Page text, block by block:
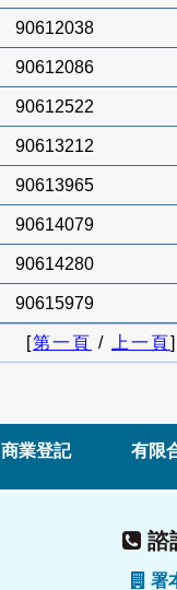
90612038
90612086
90612522
90613212
90613965
90614079
90614280
90615979
[第一頁 / 上一頁]
商業登記 有限
諮